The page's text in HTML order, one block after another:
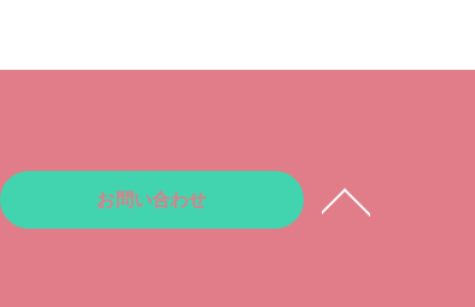
お問い合わせ